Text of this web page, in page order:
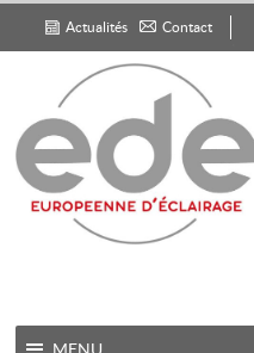
Contact
Actualités